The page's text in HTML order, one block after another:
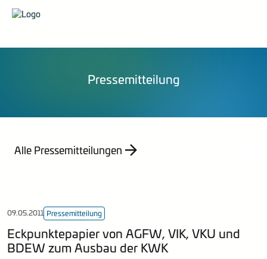
Mitteilungen
Empfehlung
Pressemitteilung
Alle Pressemitteilungen
09.05.2011 Pressemitteilung
Eckpunktepapier von AGFW, VIK, VKU und
BDEW zum Ausbau der KWK